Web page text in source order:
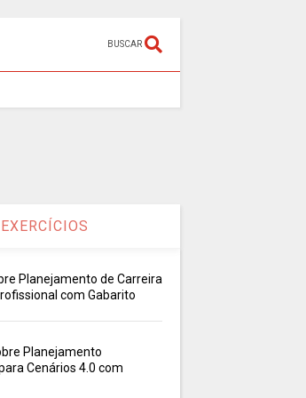
BUSCAR
Planejamento de Carreira
com Gabarito
Planejamento
Cenários 4.0 com